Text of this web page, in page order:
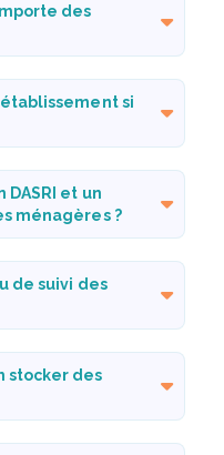
des
si
et un
ménagères ?
de suivi des
stocker des